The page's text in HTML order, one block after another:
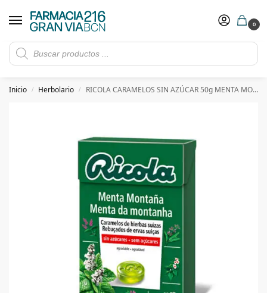
0
Rebajas de verano hasta -30%
​ 5€ de descuento con el cupón 5GRANVIA (compras superiores a 150€)
Inicio / Herbolario / RICOLA CARAMELOS SIN AZÚCAR 50g MENTA MONTAÑA